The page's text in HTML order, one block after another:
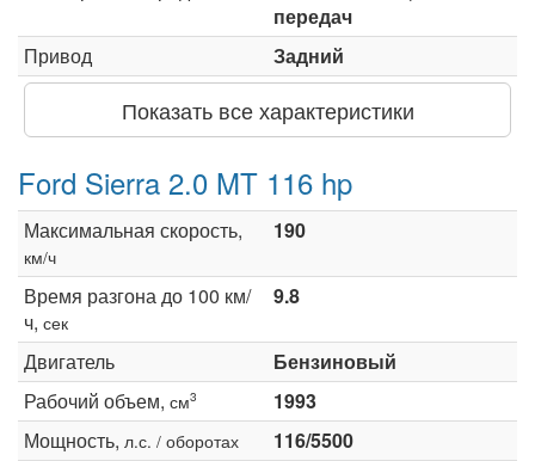
передач
Привод
Задний
Показать все характеристики
Ford Sierra 2.0 MT 116 hp
Максимальная скорость,
км/ч
190
Время разгона до 100 км/
ч, сек
9.8
Двигатель
Бензиновый
Рабочий объем, см3
1993
Мощность, л.с. / оборотах
116/5500